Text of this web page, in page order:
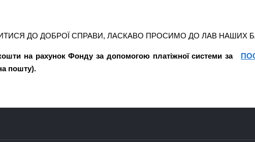
ДО ДОБРОЇ СПРАВИ, ЛАСКАВО ПРОСИМО ДО ЛАВ НАШИХ
на рахунок Фонду за допомогою платіжної системи за
пошту).